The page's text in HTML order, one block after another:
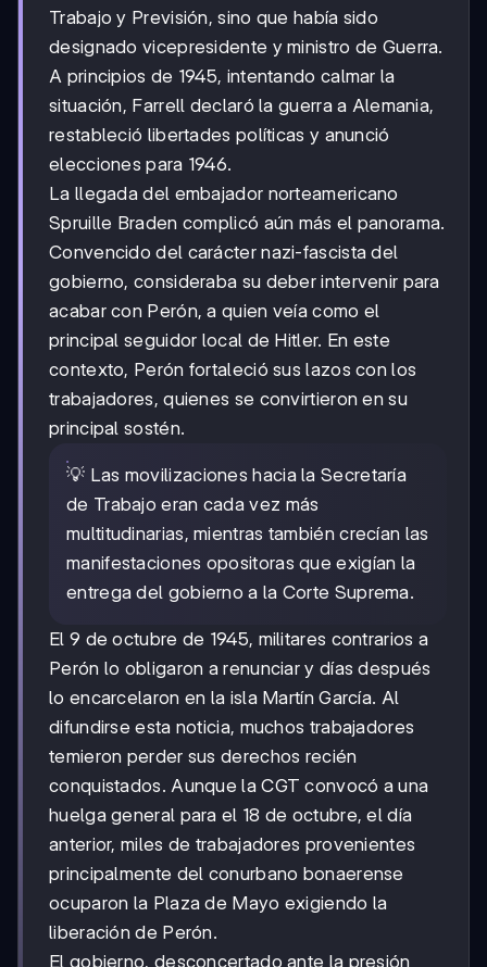
Trabajo y Previsión, sino que había sido
designado vicepresidente y ministro de Guerra.
A principios de 1945, intentando calmar la
situación, Farrell declaró la guerra a Alemania,
restableció libertades políticas y anunció
elecciones para 1946.
La llegada del embajador norteamericano
Spruille Braden complicó aún más el panorama.
Convencido del carácter nazi-fascista del
gobierno, consideraba su deber intervenir para
acabar con Perón, a quien veía como el
principal seguidor local de Hitler. En este
contexto, Perón fortaleció sus lazos con los
trabajadores, quienes se convirtieron en su
principal sostén.
💡 Las movilizaciones hacia la Secretaría
de Trabajo eran cada vez más
multitudinarias, mientras también crecían las
manifestaciones opositoras que exigían la
entrega del gobierno a la Corte Suprema.
El 9 de octubre de 1945, militares contrarios a
Perón lo obligaron a renunciar y días después
lo encarcelaron en la isla Martín García. Al
difundirse esta noticia, muchos trabajadores
temieron perder sus derechos recién
conquistados. Aunque la CGT convocó a una
huelga general para el 18 de octubre, el día
anterior, miles de trabajadores provenientes
principalmente del conurbano bonaerense
ocuparon la Plaza de Mayo exigiendo la
liberación de Perón.
El gobierno, desconcertado ante la presión